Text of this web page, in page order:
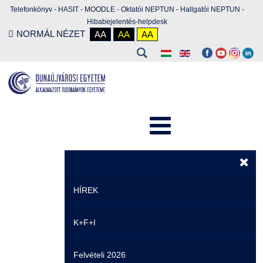
Telefonkönyv - HASIT - MOODLE - Oktatói NEPTUN - Hallgatói NEPTUN -
Hibabejelentés-helpdesk
NORMÁL NÉZET AA AA AA
HÍREK
Hírek
Események
K+F+I
Felvételi 2026